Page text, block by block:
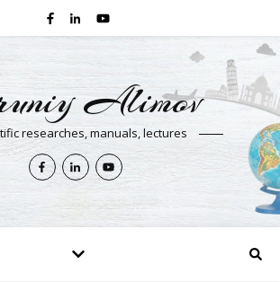
Alimov
researches, manuals, lectures